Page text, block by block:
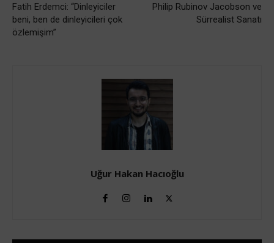
Fatih Erdemci: “Dinleyiciler
beni, ben de dinleyicileri çok
özlemişim”
Philip Rubinov Jacobson ve
Sürrealist Sanatı
Uğur Hakan Hacıoğlu